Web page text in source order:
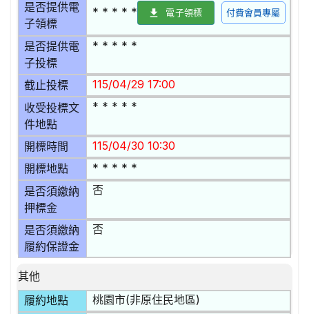
是否提供電
子領標
* * * * * 電子領標 付費會員專屬
是否提供電
子投標
* * * * *
截止投標 115/04/29 17:00
收受投標文
件地點
* * * * *
開標時間 115/04/30 10:30
開標地點 * * * * *
是否須繳納
押標金
否
是否須繳納
履約保證金
否
其他
履約地點
桃園市(非原住民地區)